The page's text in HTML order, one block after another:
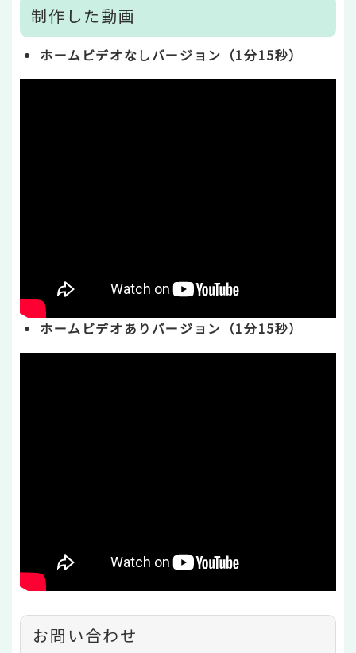
制作した動画
ホームビデオなしバージョン（1分15秒）
ホームビデオありバージョン（1分15秒）
お問い合わせ